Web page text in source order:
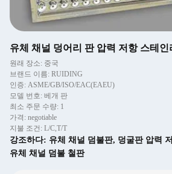
유체 채널 덩어리 판 압력 저항 스테인
원래 장소: 중국
브랜드 이름: RUIDING
인증: ASME/GB/ISO/EAC(EAEU)
모델 번호: 베개 판
최소 주문 수량: 1
가격: negotiable
지불 조건: L/C,T/T
강조하다: 유체 채널 덤불판, 덩굴판 압력
유체 채널 덤불 철판